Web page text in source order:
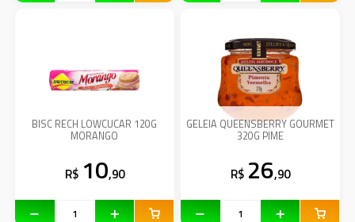
BISC RECH LOWCUCAR 120G
MORANGO
R$ 10,90
GELEIA QUEENSBERRY GOURMET
320G PIME
R$ 26,90